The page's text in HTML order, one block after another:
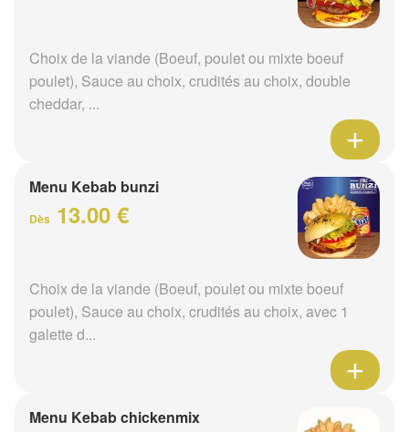
Choix de la viande (Boeuf, poulet ou mixte boeuf
poulet), Sauce au choix, crudités au choix, double
cheddar, ...
Menu Kebab bunzi
Dès 13.00 €
Choix de la viande (Boeuf, poulet ou mixte boeuf
poulet), Sauce au choix, crudités au choix, avec 1
galette d...
Menu Kebab chickenmix